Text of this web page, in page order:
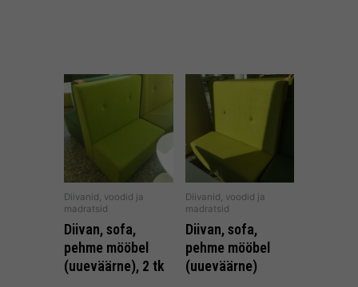
Diivanid, voodid ja
madratsid
Diivan, sofa,
pehme mööbel
(uueväärne), 2 tk
Diivanid, voodid ja
madratsid
Diivan, sofa,
pehme mööbel
(uueväärne)